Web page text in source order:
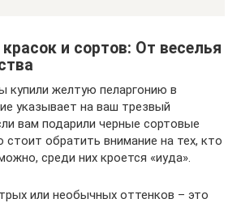
красок и сортов: От веселья
купили желтую пеларгонию в
указывает на ваш трезвый
вам подарили черные сортовые
стоит обратить внимание на тех, кто
среди них кроется «иуда».
или необычных оттенков – это